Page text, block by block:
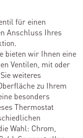
für einen
Anschluss Ihres
bieten wir Ihnen eine
Ventilen, mit oder
weiteres
zu Ihrem
besonders
Thermostat
Wahl: Chrom,